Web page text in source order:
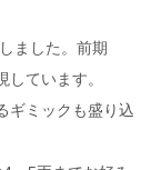
ました。前期
ています。
ギミックも盛り込